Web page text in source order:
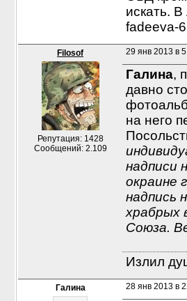
искать.
fadeeva-
Filosof
Репутация: 1428
Сообщений: 2.109
29 янв 2013 в
Галина,
давно
на него
надписи
окраине
надпись
храбрых
Союза.
Излил
Галина 28 янв 2013 в